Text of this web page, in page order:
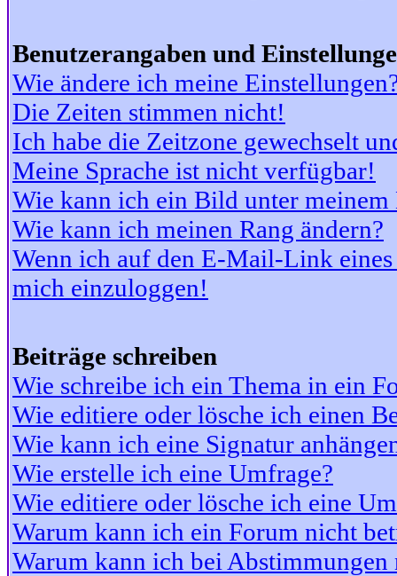
Benutzerangaben und
Wie ändere ich meine
Die Zeiten stimmen nicht!
Ich habe die Zeitzone gewechselt
Meine Sprache ist nicht verfügbar!
Wie kann ich ein Bild unter meinem
Wie kann ich meinen Rang ändern?
Wenn ich auf den E-Mail-Link
mich einzuloggen!
Beiträge schreiben
Wie schreibe ich ein Thema in ein
Wie editiere oder lösche ich einen
Wie kann ich eine Signatur
Wie erstelle ich eine Umfrage?
Wie editiere oder lösche ich eine
Warum kann ich ein Forum nicht
Warum kann ich bei